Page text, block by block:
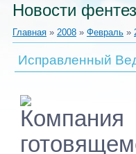
Новости
Главная » 2008 » Февраль »
Исправленный